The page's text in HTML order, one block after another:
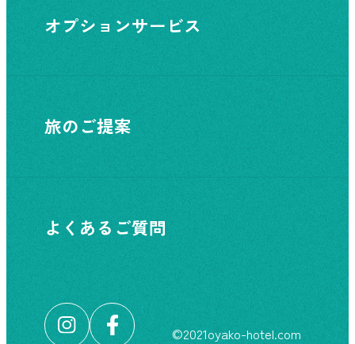
オプションサービス
旅のご提案
よくあるご質問
©︎2021oyako-hotel.com